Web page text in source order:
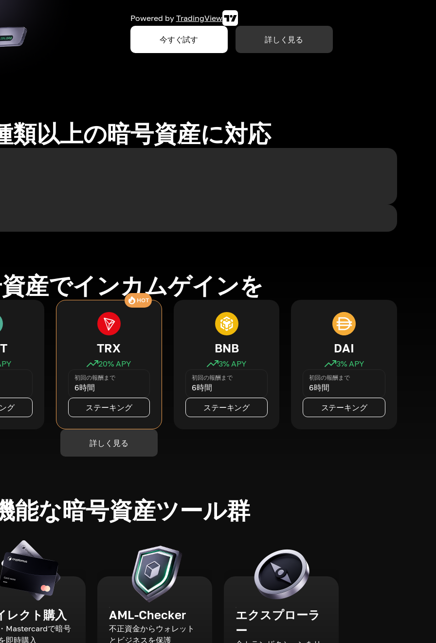
Powered by TradingView
今すぐ試す 詳しく見る
類以上の暗号資産に対応
産でインカムゲインを
グ
HOT
TRX
20% APY
初回の報酬まで
6時間
ステーキング
BNB
3% APY
初回の報酬まで
6時間
ステーキング
DAI
3% APY
初回の報酬まで
6時間
ステーキング
詳しく見る
能な暗号資産ツール群
レクト購入
Mastercardで暗号
即時購入
AML-Checker
不正資金からウォレット
とビジネスを保護
エクスプローラ
ー